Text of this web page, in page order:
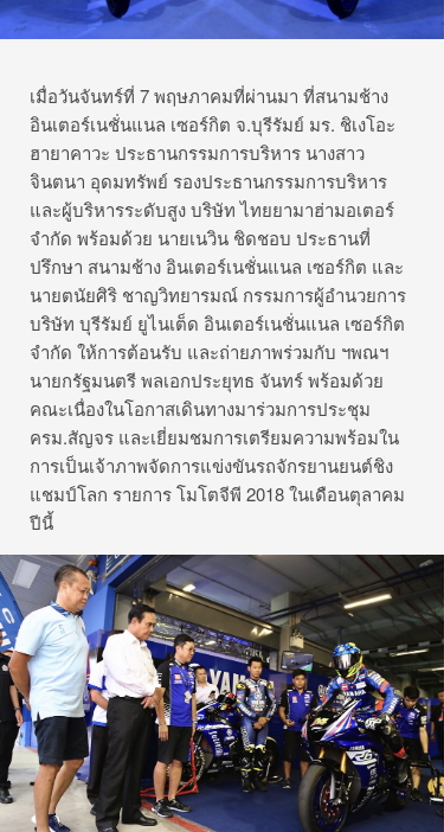
เมื่อวันจันทร์ที่ 7 พฤษภาคมที่ผ่านมา ที่สนามช้าง
อินเตอร์เนชั่นแนล เซอร์กิต จ.บุรีรัมย์ มร. ชิเงโอะ
ฮายาคาวะ ประธานกรรมการบริหาร นางสาว
จินตนา อุดมทรัพย์ รองประธานกรรมการบริหาร
และผู้บริหารระดับสูง บริษัท ไทยยามาฮ่ามอเตอร์
จำกัด พร้อมด้วย นายเนวิน ชิดชอบ ประธานที่
ปรึกษา สนามช้าง อินเตอร์เนชั่นแนล เซอร์กิต และ
นายตนัยศิริ ชาญวิทยารมณ์ กรรมการผู้อำนวยการ
บริษัท บุรีรัมย์ ยูไนเต็ด อินเตอร์เนชั่นแนล เซอร์กิต
จำกัด ให้การต้อนรับ และถ่ายภาพร่วมกับ ฯพณฯ
นายกรัฐมนตรี พลเอกประยุทธ จันทร์ พร้อมด้วย
คณะเนื่องในโอกาสเดินทางมาร่วมการประชุม
ครม.สัญจร และเยี่ยมชมการเตรียมความพร้อมใน
การเป็นเจ้าภาพจัดการแข่งขันรถจักรยานยนต์ชิง
แชมป์โลก รายการ โมโตจีพี 2018 ในเดือนตุลาคม
ปีนี้